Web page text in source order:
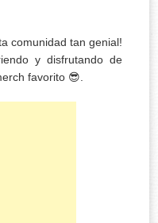
comunidad tan genial!
y disfrutando de
favorito 😎.